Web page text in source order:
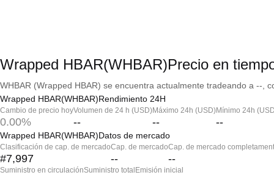
Wrapped HBAR(WHBAR)Precio en
WHBAR (Wrapped HBAR) se encuentra actualmente tradeando a --,
Wrapped HBAR(WHBAR)Rendimiento 24H
Cambio de precio hoy
0.00%
Volumen de 24 h (USD)
--
Máximo 24h (USD)
--
Mínimo 24h
--
Wrapped HBAR(WHBAR)Datos de mercado
Clasificación de cap. de mercado
#7,997
Cap. de mercado
--
Cap. de mercado
--
Suministro en circulaciónSuministro total Emisión inicial